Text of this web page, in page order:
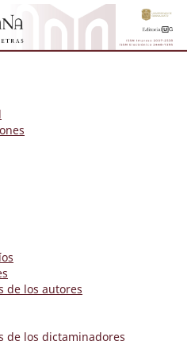
de los autores
de los dictaminadores